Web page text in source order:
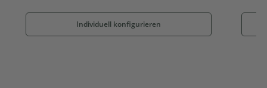
Individuell konfigurieren